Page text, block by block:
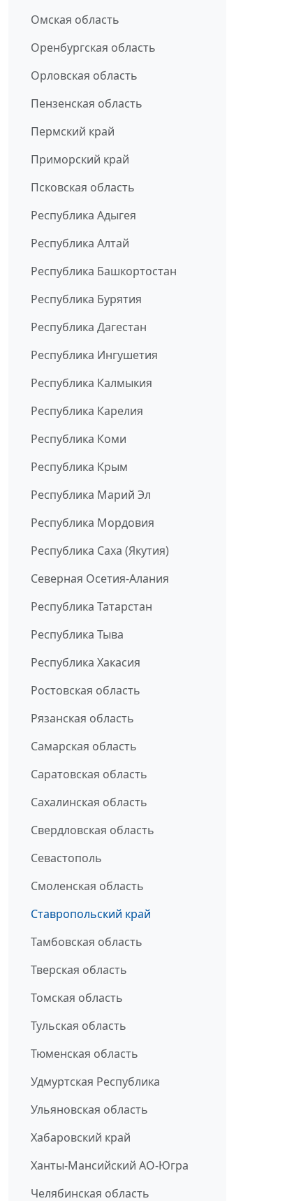
Омская область
Оренбургская область
Орловская область
Пензенская область
Пермский край
Приморский край
Псковская область
Республика Адыгея
Республика Алтай
Республика Башкортостан
Республика Бурятия
Республика Дагестан
Республика Ингушетия
Республика Калмыкия
Республика Карелия
Республика Коми
Республика Крым
Республика Марий Эл
Республика Мордовия
Республика Саха (Якутия)
Северная Осетия-Алания
Республика Татарстан
Республика Тыва
Республика Хакасия
Ростовская область
Рязанская область
Самарская область
Саратовская область
Сахалинская область
Свердловская область
Севастополь
Смоленская область
Ставропольский край
Тамбовская область
Тверская область
Томская область
Тульская область
Тюменская область
Удмуртская Республика
Ульяновская область
Хабаровский край
Ханты-Мансийский АО-Югра
Челябинская область